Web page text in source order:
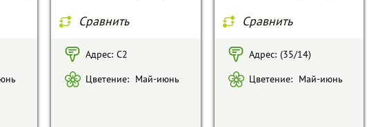
Сравнить
Адрес: С2
Цветение: Май-июнь
Сравнить
Адрес: (35/14)
Цветение: Май-июнь